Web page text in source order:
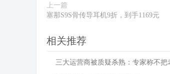
上一篇
塞那S9S骨传导耳机9折，到手1169元
相关推荐
三大运营商被质疑杀熟：专家称不